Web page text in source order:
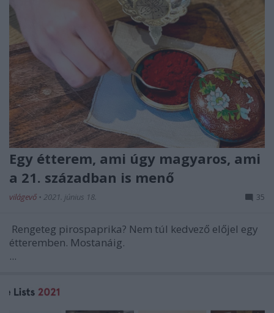
Egy étterem, ami úgy magyaros, ami
a 21. században is menő
világevő • 2021. június 18. 35
Rengeteg pirospaprika? Nem túl kedvező előjel egy
étteremben. Mostanáig.
...